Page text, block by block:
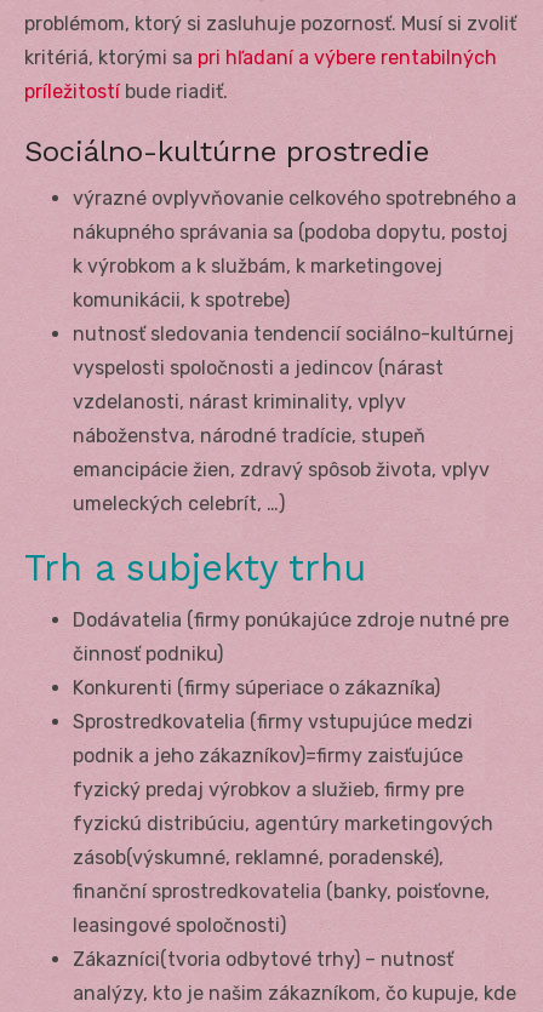
problémom, ktorý si zasluhuje pozornosť. Musí si zvoliť
kritériá, ktorými sa pri hľadaní a výbere rentabilných
príležitostíbude riadiť.
Sociálno-kultúrne prostredie
výrazné ovplyvňovanie celkového spotrebného a
nákupného správania sa (podoba dopytu, postoj
k výrobkom a k službám, k marketingovej
komunikácii, k spotrebe)
nutnosť sledovania tendencií sociálno-kultúrnej
vyspelosti spoločnosti a jedincov (nárast
vzdelanosti, nárast kriminality, vplyv
náboženstva, národné tradície, stupeň
emancipácie žien, zdravý spôsob života, vplyv
umeleckých celebrít, …)
Trh a subjekty trhu
Dodávatelia (firmy ponúkajúce zdroje nutné pre
činnosť podniku)
Konkurenti (firmy súperiace o zákazníka)
Sprostredkovatelia (firmy vstupujúce medzi
podnik a jeho zákazníkov)=firmy zaisťujúce
fyzický predaj výrobkov a služieb, firmy pre
fyzickú distribúciu, agentúry marketingových
zásob(výskumné, reklamné, poradenské),
finanční sprostredkovatelia (banky, poisťovne,
leasingové spoločnosti)
Zákazníci(tvoria odbytové trhy) – nutnosť
analýzy, kto je našim zákazníkom, čo kupuje, kde